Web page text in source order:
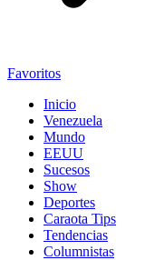
Favoritos
Inicio
Venezuela
Mundo
EEUU
Sucesos
Show
Deportes
Caraota Tips
Tendencias
Columnistas